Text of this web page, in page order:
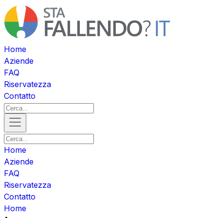
Home
Aziende
FAQ
Riservatezza
Contatto
Home
Aziende
FAQ
Riservatezza
Contatto
Home